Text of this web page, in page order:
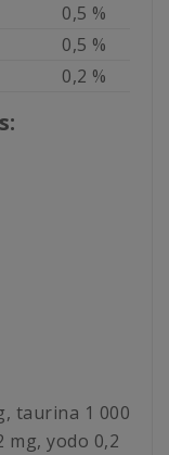
0,5 %
0,5 %
0,2 %
taurina 1 000
mg, yodo 0,2